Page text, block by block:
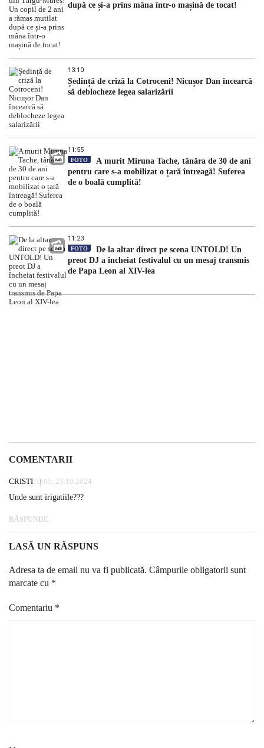
după ce și-a prins mâna într-o mașină de tocat!
13:10
Ședință de criză la Cotroceni! Nicușor Dan încearcă
să deblocheze legea salarizării
11:55
FOTO
A murit Miruna Tache, tânăra de 30 de ani
pentru care s-a mobilizat o țară întreagă! Suferea
de o boală cumplită!
11:23
FOTO
De la altar direct pe scena UNTOLD! Un
preot DJ a încheiat festivalul cu un mesaj transmis
de Papa Leon al XIV-lea
COMENTARII
CRISTI10:05, 23.10.2024
Unde sunt irigatiile???
RĂSPUNDE
LASĂ UN RĂSPUNS
Adresa ta de email nu va fi publicată. Câmpurile obligatorii sunt
marcate cu *
Comentariu *